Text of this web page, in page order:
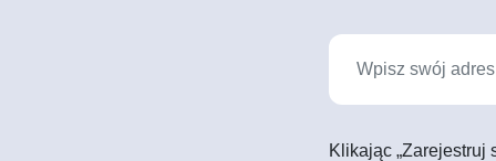
Klikając „Zarejestruj